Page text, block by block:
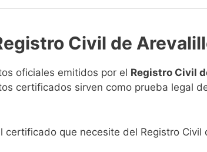
Civil de
oficiales emitidos por el Registro Civil
certificados sirven como prueba legal
certificado que necesite del Registro Civil